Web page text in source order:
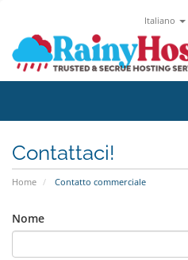
Italiano
Contattaci!
Home Contatto commerciale
Nome